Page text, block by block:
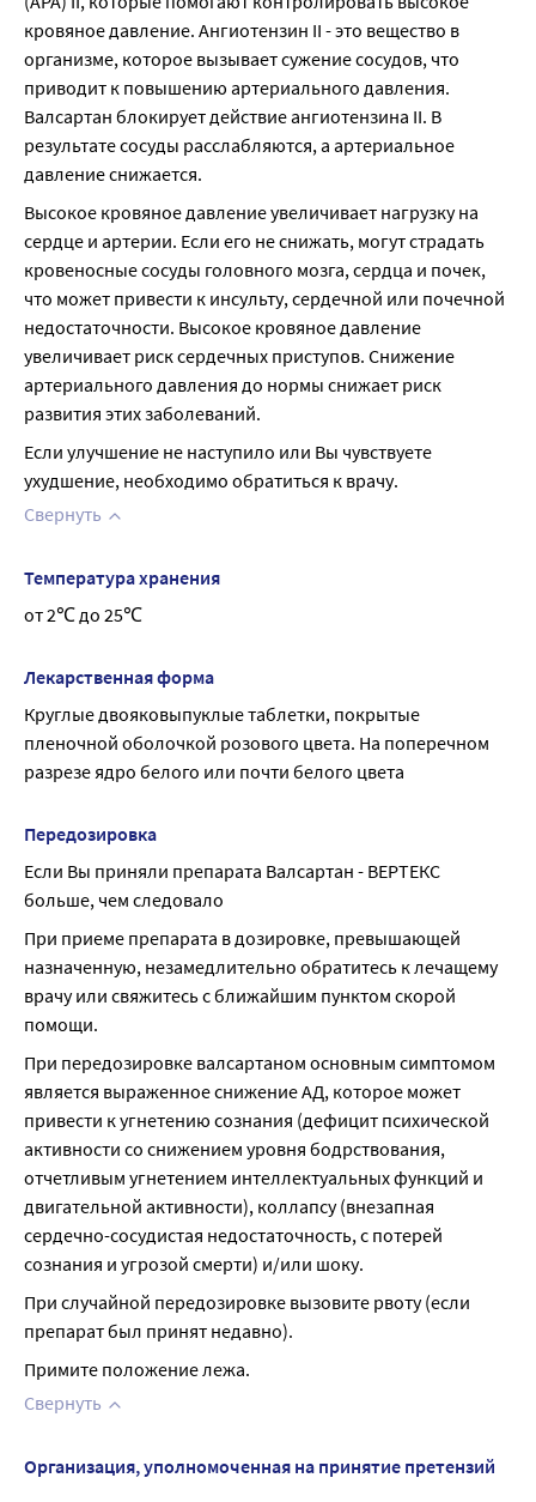
кровяное давление. Ангиотензин II - это вещество в
организме, которое вызывает сужение сосудов, что
приводит к повышению артериального давления.
Валсартан блокирует действие ангиотензина II. В
результате сосуды расслабляются, а артериальное
давление снижается.
Высокое кровяное давление увеличивает нагрузку на
сердце и артерии. Если его не снижать, могут страдать
кровеносные сосуды головного мозга, сердца и почек,
что может привести к инсульту, сердечной или почечной
недостаточности. Высокое кровяное давление
увеличивает риск сердечных приступов. Снижение
артериального давления до нормы снижает риск
развития этих заболеваний.
Если улучшение не наступило или Вы чувствуете
ухудшение, необходимо обратиться к врачу.
Свернуть
Температура хранения
от 2℃ до 25℃
Лекарственная форма
Круглые двояковыпуклые таблетки, покрытые
пленочной оболочкой розового цвета. На поперечном
разрезе ядро белого или почти белого цвета
Передозировка
Если Вы приняли препарата Валсартан - ВЕРТЕКС
больше, чем следовало
При приеме препарата в дозировке, превышающей
назначенную, незамедлительно обратитесь к лечащему
врачу или свяжитесь с ближайшим пунктом скорой
помощи.
При передозировке валсартаном основным симптомом
является выраженное снижение АД, которое может
привести к угнетению сознания (дефицит психической
активности со снижением уровня бодрствования,
отчетливым угнетением интеллектуальных функций и
двигательной активности), коллапсу (внезапная
сердечно-сосудистая недостаточность, с потерей
сознания и угрозой смерти) и/или шоку.
При случайной передозировке вызовите рвоту (если
препарат был принят недавно).
Примите положение лежа.
Свернуть
Организация, уполномоченная на принятие претензий